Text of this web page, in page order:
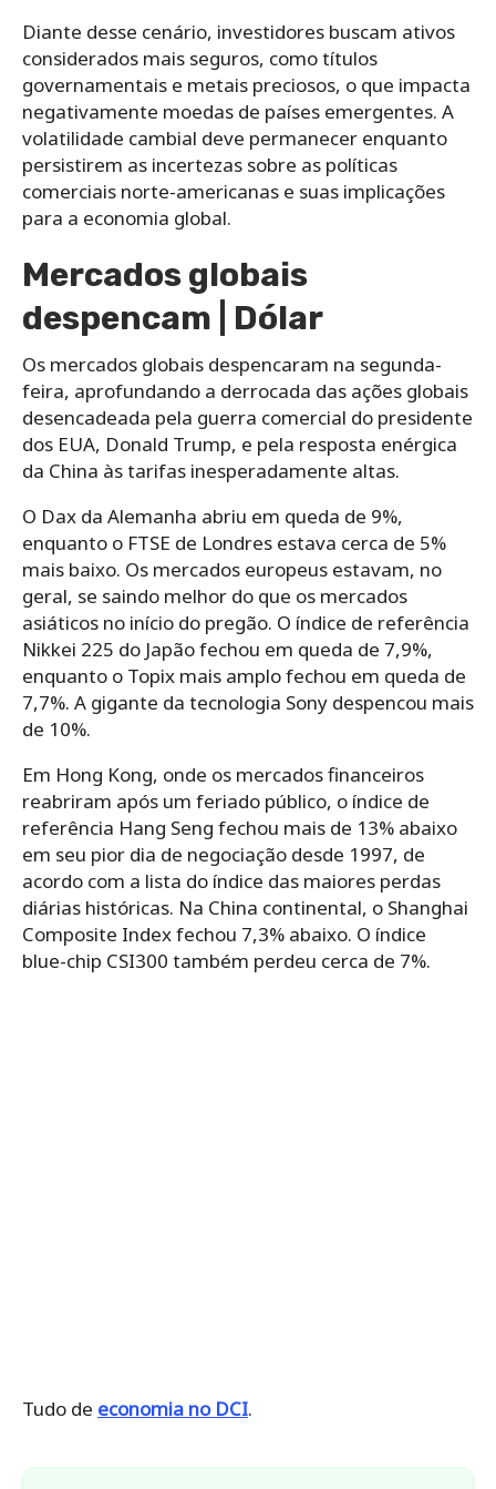
Diante desse cenário, investidores buscam ativos
considerados mais seguros, como títulos
governamentais e metais preciosos, o que impacta
negativamente moedas de países emergentes. A
volatilidade cambial deve permanecer enquanto
persistirem as incertezas sobre as políticas
comerciais norte-americanas e suas implicações
para a economia global.
Mercados globais
despencam | Dólar
Os mercados globais despencaram na segunda-
feira, aprofundando a derrocada das ações globais
desencadeada pela guerra comercial do presidente
dos EUA, Donald Trump, e pela resposta enérgica
da China às tarifas inesperadamente altas.
O Dax da Alemanha abriu em queda de 9%,
enquanto o FTSE de Londres estava cerca de 5%
mais baixo. Os mercados europeus estavam, no
geral, se saindo melhor do que os mercados
asiáticos no início do pregão. O índice de referência
Nikkei 225 do Japão fechou em queda de 7,9%,
enquanto o Topix mais amplo fechou em queda de
7,7%. A gigante da tecnologia Sony despencou mais
de 10%.
Em Hong Kong, onde os mercados financeiros
reabriram após um feriado público, o índice de
referência Hang Seng fechou mais de 13% abaixo
em seu pior dia de negociação desde 1997, de
acordo com a lista do índice das maiores perdas
diárias históricas. Na China continental, o Shanghai
Composite Index fechou 7,3% abaixo. O índice
blue-chip CSI300 também perdeu cerca de 7%.
Tudo de economia no DCI.